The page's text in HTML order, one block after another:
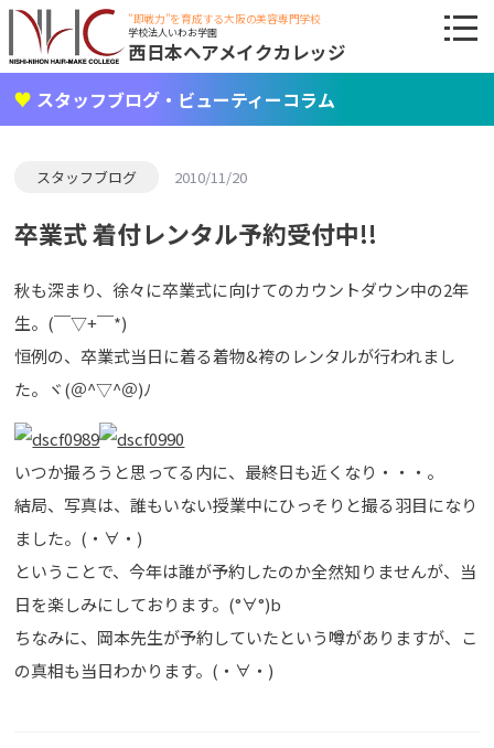
"即戦力"を育成する大阪の美容専門学校
学校法人いわお学園
西日本ヘアメイクカレッジ
スタッフブログ・ビューティーコラム
スタッフブログ 2010/11/20
卒業式 着付レンタル予約受付中!!
秋も深まり、徐々に卒業式に向けてのカウントダウン中の2年
生。(￣▽+￣*)
恒例の、卒業式当日に着る着物&袴のレンタルが行われまし
た。ヾ(＠^▽^＠)ﾉ
いつか撮ろうと思ってる内に、最終日も近くなり・・・。
結局、写真は、誰もいない授業中にひっそりと撮る羽目になり
ました。(・∀・)
ということで、今年は誰が予約したのか全然知りませんが、当
日を楽しみにしております。(°∀°)b
ちなみに、岡本先生が予約していたという噂がありますが、こ
の真相も当日わかります。(・∀・)